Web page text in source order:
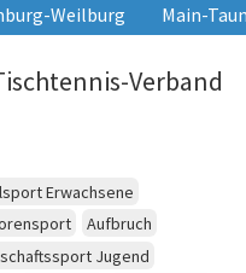
Weilburg Main-
Verband
Erwachsene
Aufbruch
Jugend